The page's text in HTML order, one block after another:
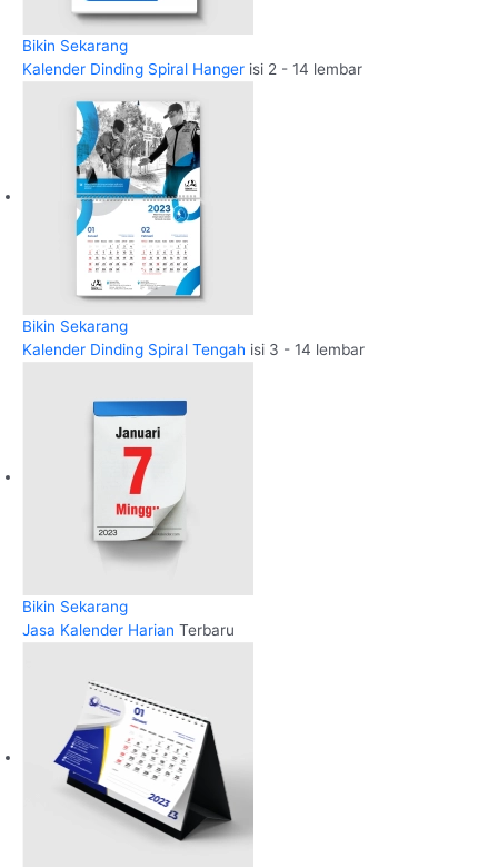
Bikin Sekarang
Kalender Dinding Spiral Hanger isi 2 - 14 lembar
Bikin Sekarang
Kalender Dinding Spiral Tengah isi 3 - 14 lembar
Bikin Sekarang
Jasa Kalender Harian Terbaru